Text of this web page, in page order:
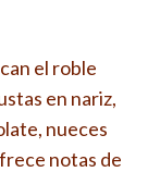
el roble
en nariz,
nueces
notas de